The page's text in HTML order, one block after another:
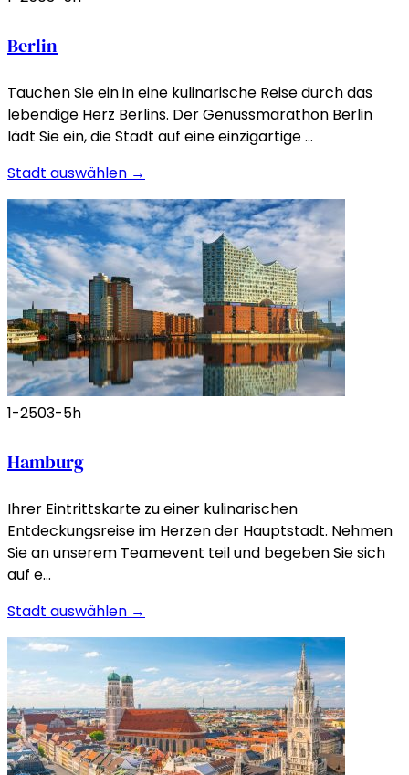
Berlin
Tauchen Sie ein in eine kulinarische Reise durch das
lebendige Herz Berlins. Der Genussmarathon Berlin
lädt Sie ein, die Stadt auf eine einzigartige …
Stadt auswählen →
1-2503-5h
Hamburg
Ihrer Eintrittskarte zu einer kulinarischen
Entdeckungsreise im Herzen der Hauptstadt. Nehmen
Sie an unserem Teamevent teil und begeben Sie sich
auf e…
Stadt auswählen →